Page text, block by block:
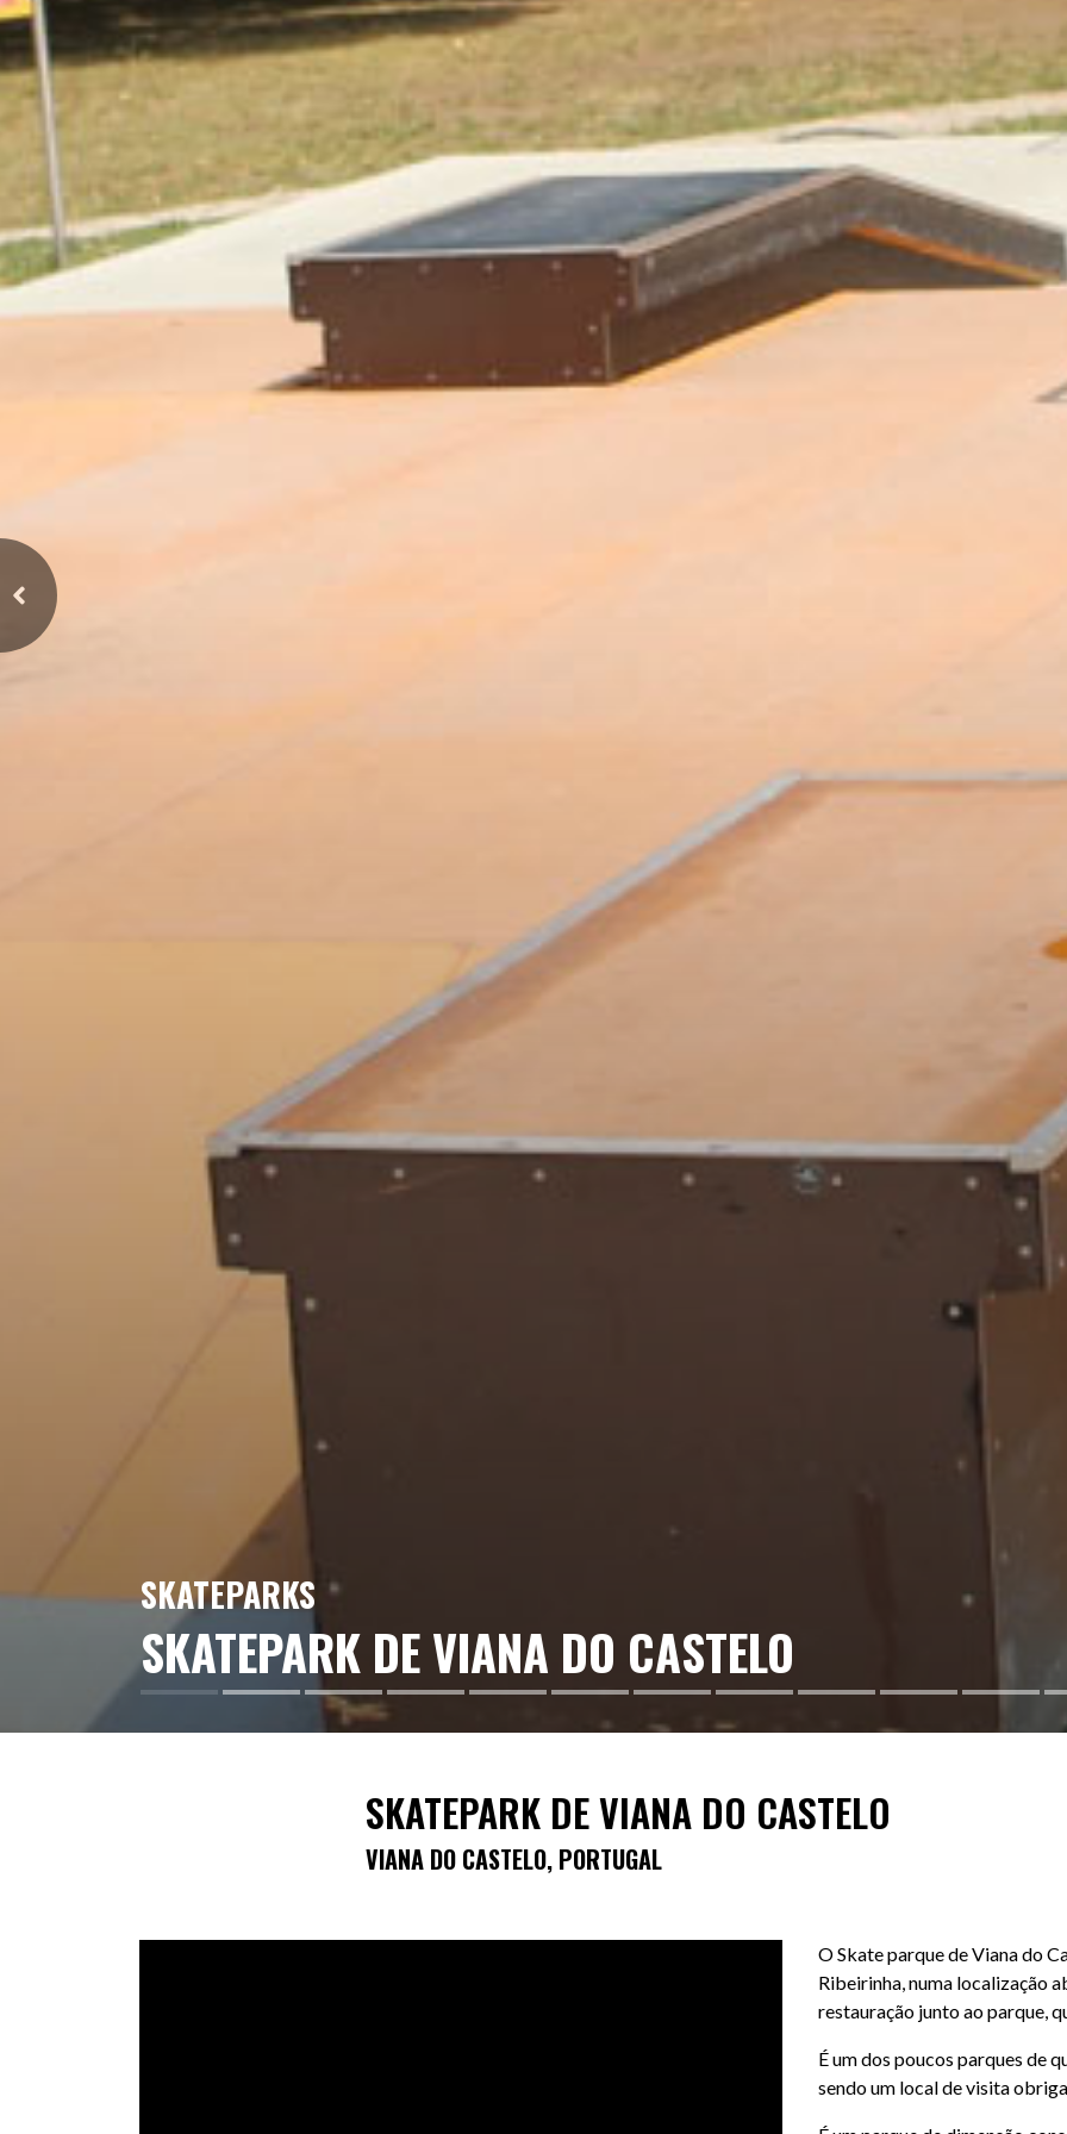
SKATEPARKS
SKATEPARK DE VIANA DO CASTELO
Previous
SKATEPARK DE VIANA DO CASTELO
VIANA DO CASTELO, PORTUGAL
O Skate parque de Viana do
Ribeirinha, numa localização
restauração junto ao parque,
É um dos poucos parques de
sendo um local de visita